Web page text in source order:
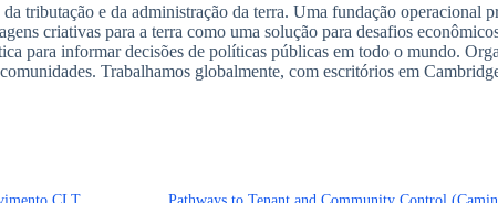
tributação e da administração da terra. Uma fundação operacional
criativas para a terra como uma solução para desafios
para informar decisões de políticas públicas em todo o mundo.
Trabalhamos globalmente, com escritórios em